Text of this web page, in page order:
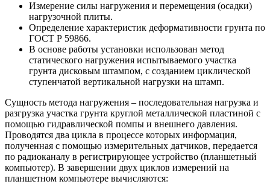
Измерение силы нагружения и перемещения (осадки)
нагрузочной плиты.
Определение характеристик деформативности грунта по
ГОСТ Р 59866.
В основе работы установки использован метод
статического нагружения испытываемого участка
грунта дисковым штампом, с созданием циклической
ступенчатой вертикальной нагрузки на штамп.
Сущность метода нагружения – последовательная нагрузка и
разгрузка участка грунта круглой металлической пластиной с
помощью гидравлической помпы и внешнего давления.
Проводятся два цикла в процессе которых информация,
полученная с помощью измерительных датчиков, передается
по радиоканалу в регистрирующее устройство (планшетный
компьютер). В завершении двух циклов измерений на
планшетном компьютере вычисляются: